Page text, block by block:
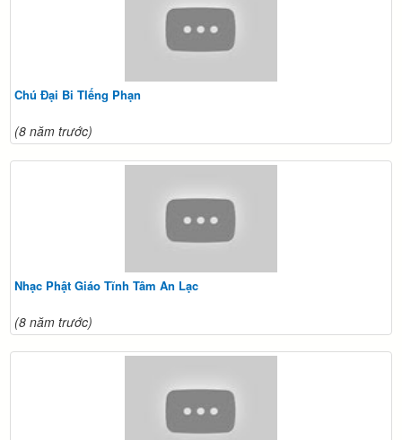
Chú Đại Bi TIếng Phạn
(8 năm trước)
Nhạc Phật Giáo Tĩnh Tâm An Lạc
(8 năm trước)